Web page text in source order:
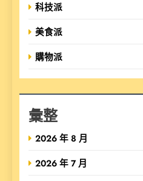
科技派
美食派
購物派
彙整
2026 年 8 月
2026 年 7 月